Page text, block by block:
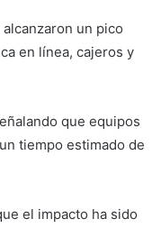
un pico
en línea, cajeros y
que equipos
tiempo estimado de
el impacto ha sido